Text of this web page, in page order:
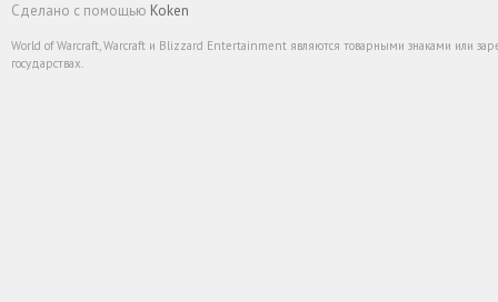
Сделано с помощью Koken
World of Warcraft, Warcraft и Blizzard Entertainment являются товарными знаками или
государствах.